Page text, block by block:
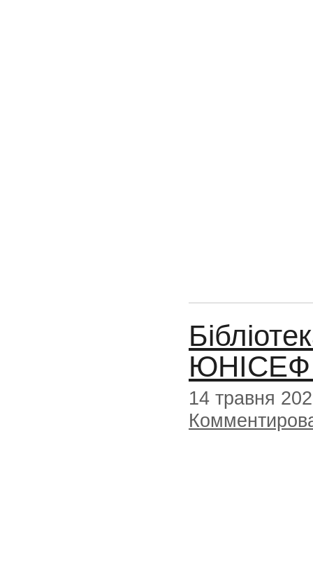
ЮНІСЕФ
14 травня